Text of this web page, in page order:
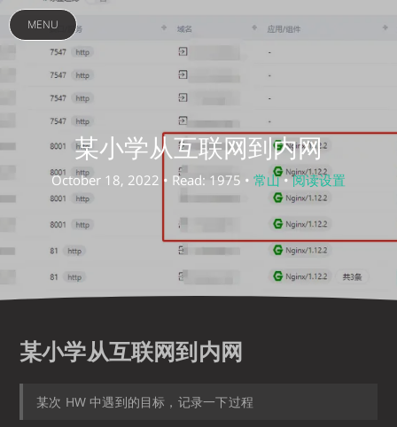
MENU
某小学从互联网到内网
October 18, 2022 • Read: 1975 • 常山•阅读设置
某小学从互联网到内网
某次 HW 中遇到的目标，记录一下过程